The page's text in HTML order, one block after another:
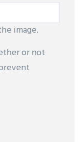
image.
or not